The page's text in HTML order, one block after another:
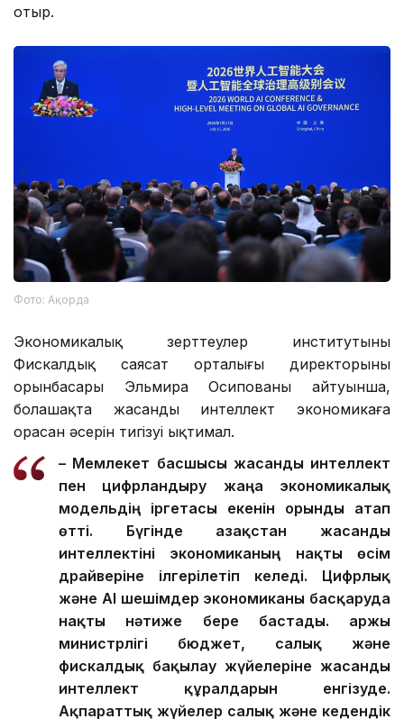
отыр.
Фото: Ақорда
Экономикалық зерттеулер институтының
Фискалдық саясат орталығы директорының
орынбасары Эльмира Осипованың айтуынша,
болашақта жасанды интеллект экономикаға
орасан әсерін тигізуі ықтимал.
– Мемлекет басшысы жасанды интеллект
пен цифрландыру жаңа экономикалық
модельдің іргетасы екенін орынды атап
өтті. Бүгінде Қазақстан жасанды
интеллектіні экономиканың нақты өсім
драйверіне ілгерілетіп келеді. Цифрлық
және AI шешімдер экономиканы басқаруда
нақты нәтиже бере бастады. Қаржы
министрлігі бюджет, салық және
фискалдық бақылау жүйелеріне жасанды
интеллект құралдарын енгізуде.
Ақпараттық жүйелер салық және кедендік